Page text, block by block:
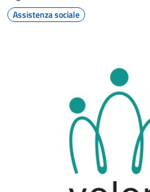
Assistenza sociale